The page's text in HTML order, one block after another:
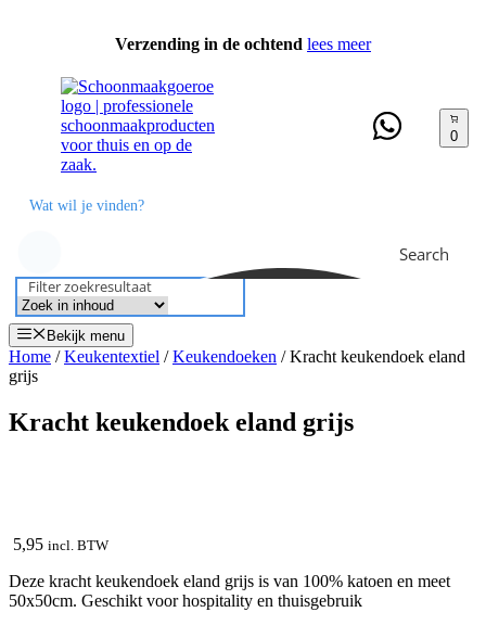
Verzending in de ochtend lees meer
Search
Filter zoekresultaat
0
Bekijk menu
Home /Keukentextiel /Keukendoeken / Kracht keukendoek eland
grijs
Kracht keukendoek eland grijs
5,95 incl. BTW
Deze kracht keukendoek eland grijs is van 100% katoen en meet
50x50cm. Geschikt voor hospitality en thuisgebruik